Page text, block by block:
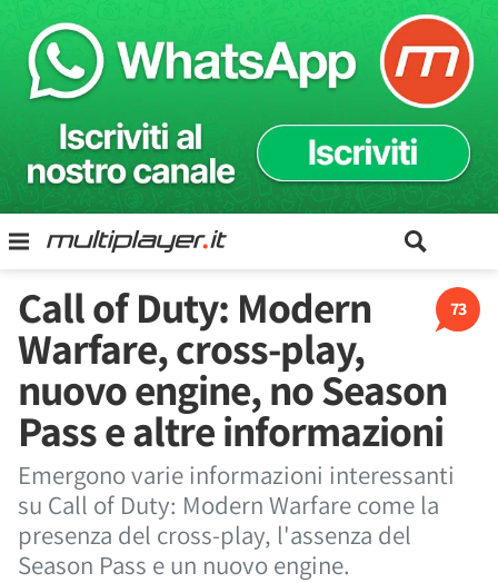
73
Call of Duty: Modern
Warfare, cross-play,
nuovo engine, no Season
Pass e altre informazioni
Emergono varie informazioni interessanti
su Call of Duty: Modern Warfare come la
presenza del cross-play, l'assenza del
Season Pass e un nuovo engine.